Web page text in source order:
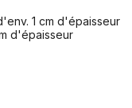
1 cm d'épaisseur
d'épaisseur